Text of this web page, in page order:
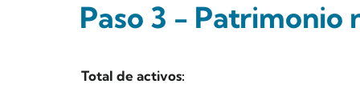
Paso 3 - Patrimonio
Total de activos: